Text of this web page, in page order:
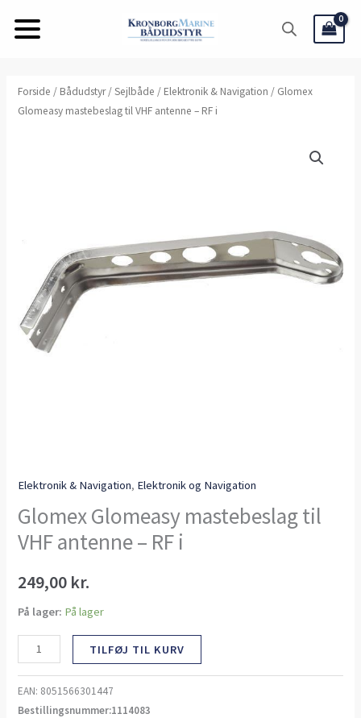
Forside / Bådudstyr/Sejlbåde / Elektronik & Navigation / Glomex
Glomeasy mastebeslag til VHF antenne – RF i
Elektronik & Navigation, Elektronik og Navigation
Glomex Glomeasy mastebeslag til
VHF antenne – RF i
249,00 kr.
På lager: På lager
Glomex
Glomeasy
antal
TILFØJ TIL KURV
EAN: 8051566301447
Bestillingsnummer:1114083